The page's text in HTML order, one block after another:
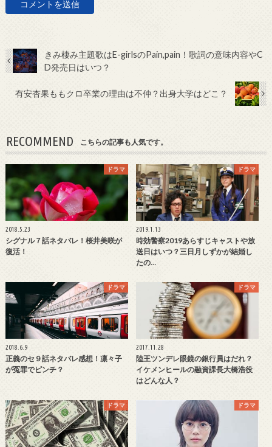
きみ棲み主題歌はE-girlsのPain,pain！歌詞の意味内容やC
D発売日はいつ？
有安杏果ももクロ卒業の理由は不仲？出身大学はどこ？
RECOMMEND こちらの記事も人気です。
ドラマ
2018.5.23
シグナル７話ネタバレ！桜井美咲が
復活！
ドラマ
2019.1.13
時効警察2019あらすじキャストや放
送日はいつ？三日月しずかが結婚し
たの…
ドラマ
2018.6.9
正義のセ９話ネタバレ感想！凛々子
が冤罪でピンチ？
ドラマ
2017.11.28
陸王ツンデレ眼鏡の銀行員はだれ？
イケメンヒールの融資課長大橋浩役
はどんな人？
ドラマ ドラマ